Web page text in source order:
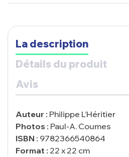
La description
Détails du produit
Avis
Auteur : Philippe L’Héritier
Photos : Paul-A. Coumes
ISBN : 9782366540864
Format : 22 x 22 cm